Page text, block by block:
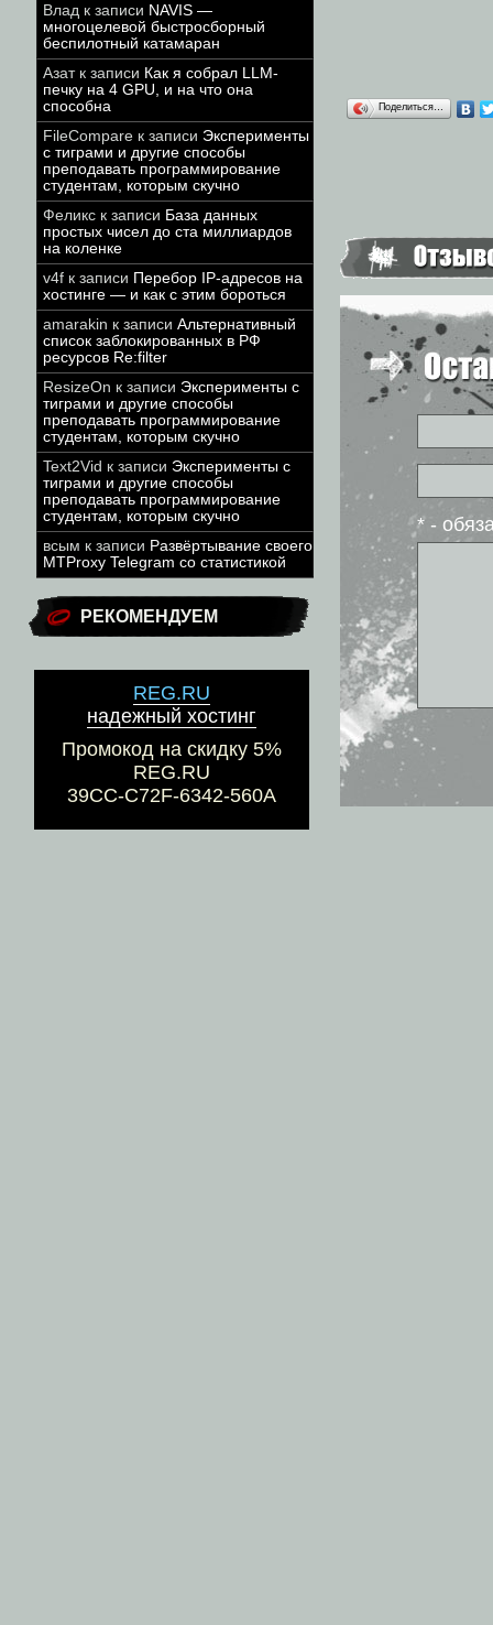
Влад к записи NAVIS —
многоцелевой быстросборный
беспилотный катамаран
Азатк записи Как я собрал LLM-
печку на 4 GPU, и на что она
способна
FileCompare к записи Эксперименты
с тиграми и другие способы
преподавать программирование
студентам, которым скучно
Феликс к записи База данных
простых чисел до ста миллиардов
на коленке
v4f к записи Перебор IP-адресов на
хостинге — и как с этим бороться
amarakin к записи Альтернативный
список заблокированных в РФ
ресурсов Re:filter
ResizeOn к записи Эксперименты с
тиграми и другие способы
преподавать программирование
студентам, которым скучно
Text2Vid к записи Эксперименты с
тиграми и другие способы
преподавать программирование
студентам, которым скучно
всым к записи Развёртывание своего
MTProxy Telegram со статистикой
РЕКОМЕНДУЕМ
REG.RU
надежный хостинг
Промокод на скидку 5%
REG.RU
39CC-C72F-6342-560A
Поделиться…
* -